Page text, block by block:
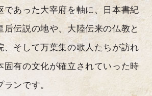
であった大宰府を軸に、日本書紀
伝説の地や、 大陸伝来の仏教と
そして万葉集の歌人たちが訪れ
固有の文化が確立されていった時
ンです。